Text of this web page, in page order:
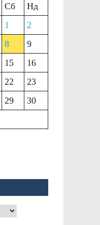
Сб
Нд
1
2
8
9
15
16
22
23
29
30